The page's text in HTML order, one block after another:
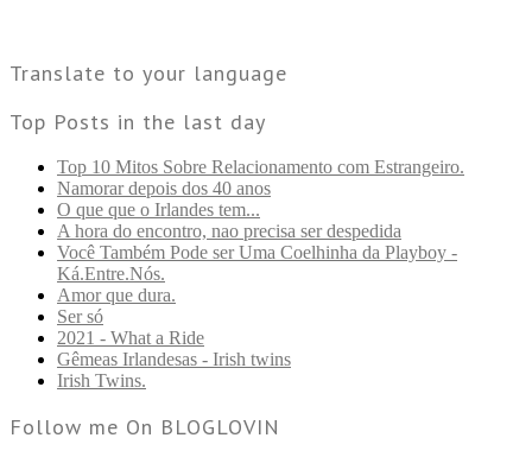
Translate to your language
Top Posts in the last day
Top 10 Mitos Sobre Relacionamento com Estrangeiro.
Namorar depois dos 40 anos
O que que o Irlandes tem...
A hora do encontro, nao precisa ser despedida
Você Também Pode ser Uma Coelhinha da Playboy -
Ká.Entre.Nós.
Amor que dura.
Ser só
2021 - What a Ride
Gêmeas Irlandesas - Irish twins
Irish Twins.
Follow me On BLOGLOVIN